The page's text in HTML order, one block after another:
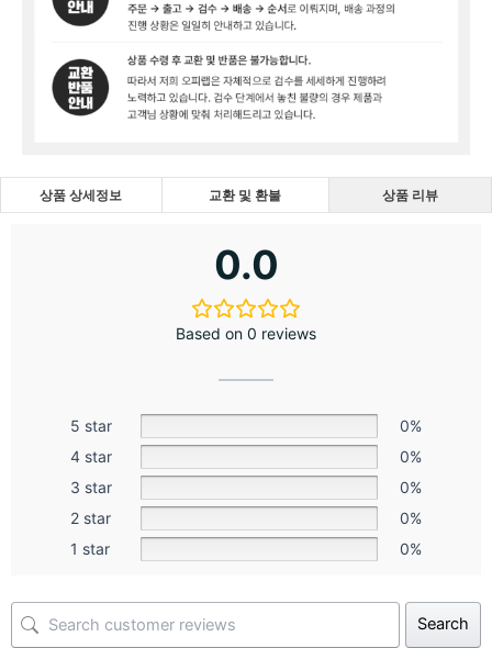
상품 상세정보 교환 및 환불 상품 리뷰
0.0
Based on 0 reviews
5 star
0%
4 star
0%
3 star
0%
2 star
0%
1 star
0%
Search